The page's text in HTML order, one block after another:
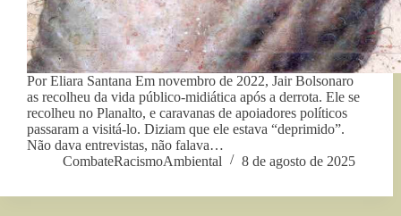
Por Eliara Santana Em novembro de 2022, Jair Bolsonaro
as recolheu da vida público-midiática após a derrota. Ele se
recolheu no Planalto, e caravanas de apoiadores políticos
passaram a visitá-lo. Diziam que ele estava “deprimido”.
Não dava entrevistas, não falava…
CombateRacismoAmbiental
8 de agosto de 2025